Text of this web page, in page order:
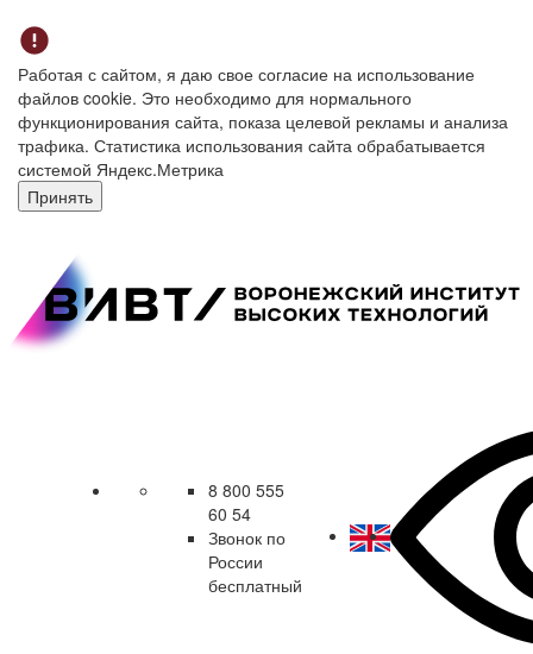
Работая с сайтом, я даю свое согласие на использование
файлов cookie. Это необходимо для нормального
функционирования сайта, показа целевой рекламы и анализа
трафика. Статистика использования сайта обрабатывается
системой Яндекс.Метрика
Принять
8 800 555
60 54
Звонок по
России
бесплатный